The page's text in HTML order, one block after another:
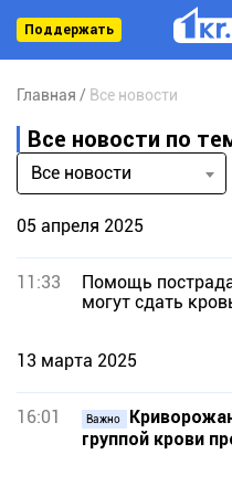
Поддержать
Главная Все новости
Все новости по
Все новости
05 апреля 2025
11:33
Помощь
могут сдать
13 марта 2025
16:01 Важно
группой крови